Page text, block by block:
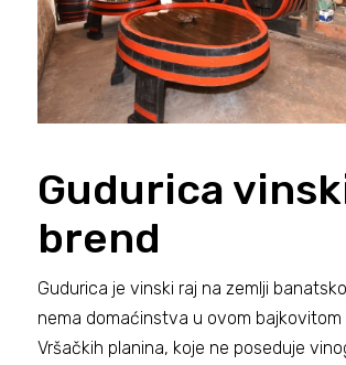
Gudurica
brend
Gudurica je vinski raj na zemlji
nema domaćinstva u ovom bajkovitom
Vršačkih planina, koje ne poseduje